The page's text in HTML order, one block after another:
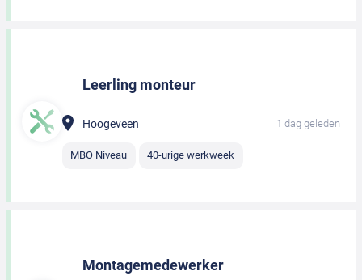
Leerling monteur
Hoogeveen 1 dag geleden
MBO Niveau 40-urige werkweek
Montagemedewerker